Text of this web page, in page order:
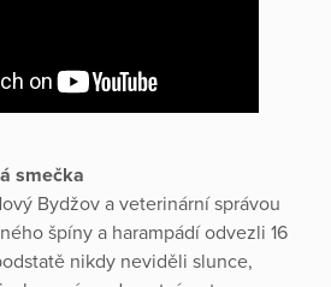
smečka
Bydžov a veterinární správou
špíny a harampádí odvezli 16
nikdy neviděli slunce,